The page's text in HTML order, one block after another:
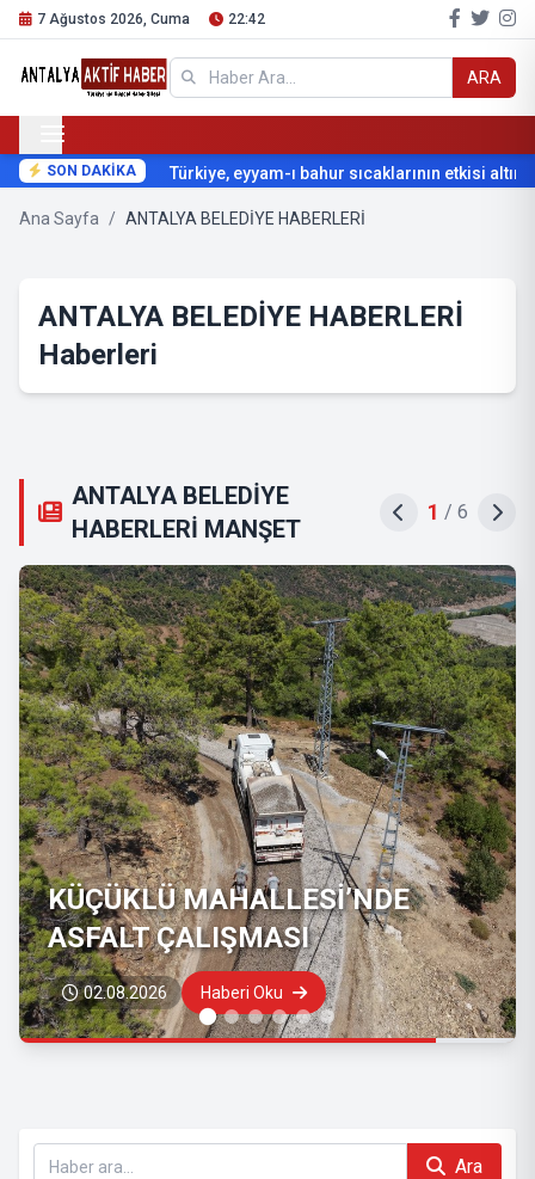
7 Ağustos 2026, Cuma 22:42
ARA
SON DAKİKA Türkiye, eyyam-ı bahur sıcaklarının etkisi altına
Ana Sayfa / ANTALYA BELEDİYE HABERLERİ
ANTALYA BELEDİYE HABERLERİ
Haberleri
ANTALYA BELEDİYE
HABERLERİ MANŞET
1 / 6
KÜÇÜKLÜ MAHALLESİ’NDE
ASFALT ÇALIŞMASI
02.08.2026 Haberi Oku
Ara